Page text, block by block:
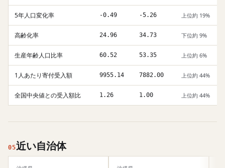
5年人口変化率 -0.49 -5.26 上位約 19%
高齢化率 24.96 34.73 下位約 9%
生産年齢人口比率 60.52 53.35 上位約 6%
1人あたり寄付受入額 9955.14 7882.00 上位約 44%
全国中央値との受入額比 1.26 1.00 上位約 44%
05近い自治体